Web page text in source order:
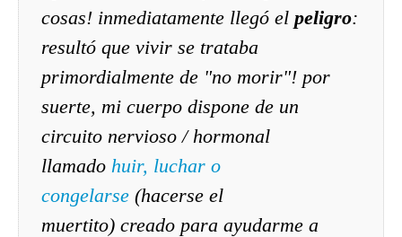
cosas! inmediatamente llegó el peligro:
resultó que vivir se trataba
primordialmente de "no morir"! por
suerte, mi cuerpo dispone de un
circuito nervioso / hormonal
llamado huir, luchar o
congelarse (hacerse el
muertito) creado para ayudarme a